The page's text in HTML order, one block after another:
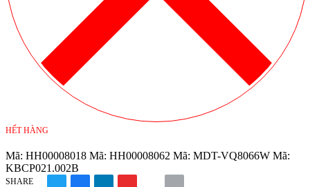
HẾT HÀNG
Mã: HH00008018 Mã: HH00008062 Mã: MDT-VQ8066W Mã:
KBCP021.002B
SHARE